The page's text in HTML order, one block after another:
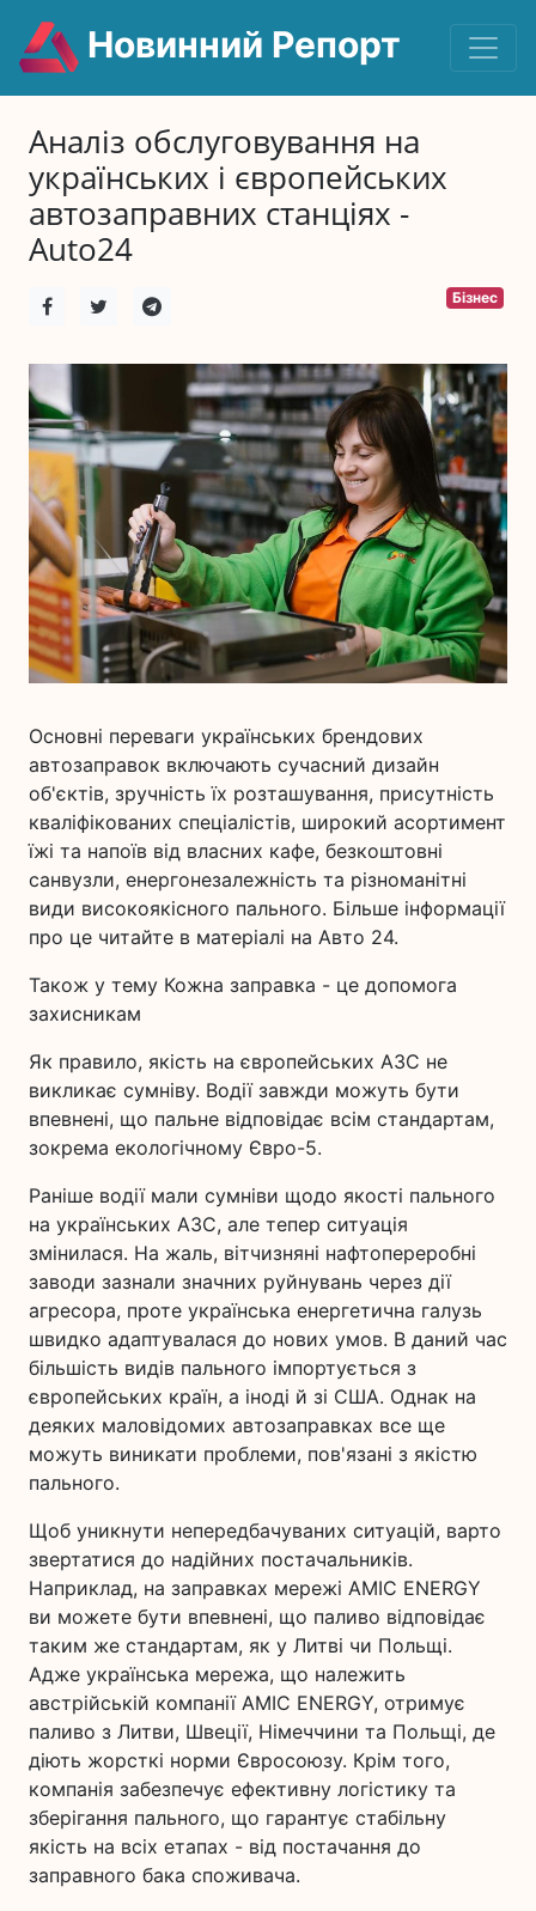
Новинний Репорт
Аналіз обслуговування на
українських і європейських
автозаправних станціях -
Auto24
Бізнес
Основні переваги українських брендових
автозаправок включають сучасний дизайн
об'єктів, зручність їх розташування, присутність
кваліфікованих спеціалістів, широкий асортимент
їжі та напоїв від власних кафе, безкоштовні
санвузли, енергонезалежність та різноманітні
види високоякісного пального. Більше інформації
про це читайте в матеріалі на Авто 24.
Також у тему Кожна заправка - це допомога
захисникам
Як правило, якість на європейських АЗС не
викликає сумніву. Водії завжди можуть бути
впевнені, що пальне відповідає всім стандартам,
зокрема екологічному Євро-5.
Раніше водії мали сумніви щодо якості пального
на українських АЗС, але тепер ситуація
змінилася. На жаль, вітчизняні нафтопереробні
заводи зазнали значних руйнувань через дії
агресора, проте українська енергетична галузь
швидко адаптувалася до нових умов. В даний час
більшість видів пального імпортується з
європейських країн, а іноді й зі США. Однак на
деяких маловідомих автозаправках все ще
можуть виникати проблеми, пов'язані з якістю
пального.
Щоб уникнути непередбачуваних ситуацій, варто
звертатися до надійних постачальників.
Наприклад, на заправках мережі AMIC ENERGY
ви можете бути впевнені, що паливо відповідає
таким же стандартам, як у Литві чи Польщі.
Адже українська мережа, що належить
австрійській компанії AMIC ENERGY, отримує
паливо з Литви, Швеції, Німеччини та Польщі, де
діють жорсткі норми Євросоюзу. Крім того,
компанія забезпечує ефективну логістику та
зберігання пального, що гарантує стабільну
якість на всіх етапах - від постачання до
заправного бака споживача.